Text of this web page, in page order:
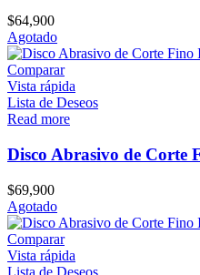
$64,900
Agotado
Comparar
Vista rápida
Lista de Deseos
Read more
Disco Abrasivo de Corte
$69,900
Agotado
Comparar
Vista rápida
Lista de Deseos